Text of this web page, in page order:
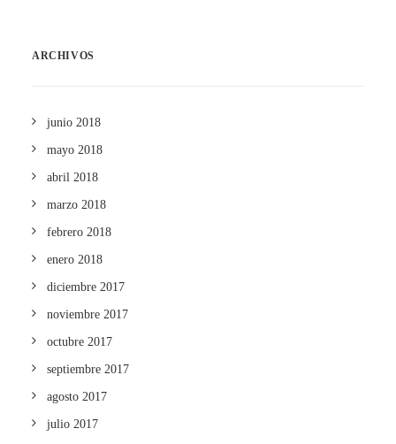
ARCHIVOS
junio 2018
mayo 2018
abril 2018
marzo 2018
febrero 2018
enero 2018
diciembre 2017
noviembre 2017
octubre 2017
septiembre 2017
agosto 2017
julio 2017